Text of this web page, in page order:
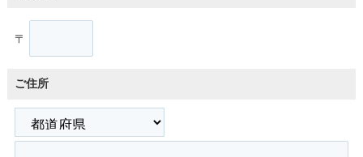
〒
ご住所